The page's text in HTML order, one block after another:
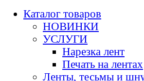
Каталог товаров
НОВИНКИ
УСЛУГИ
Нарезка лент
Печать на лентах
Ленты, тесьмы и